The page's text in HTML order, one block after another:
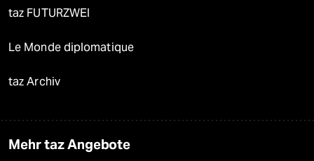
taz FUTURZWEI
Le Monde diplomatique
taz Archiv
Mehr taz Angebote